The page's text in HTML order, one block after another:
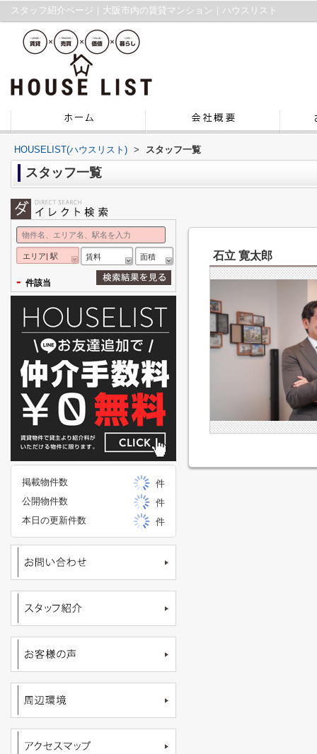
スタッフ紹介ページ｜大阪市内の賃貸マンション｜ハウスリスト
HOUSELIST(ハウスリスト) > スタッフ一覧
スタッフ一覧
石立 寛太郎
エリア| 駅 賃料 面積
- 件該当
掲載物件数
件
公開物件数
件
本日の更新件数
件